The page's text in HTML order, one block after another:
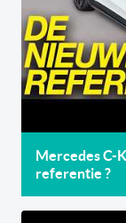
Mercedes C-
referentie ?